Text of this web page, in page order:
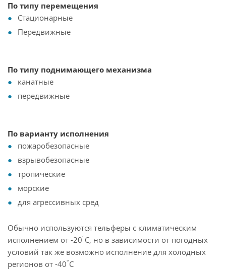
По типу перемещения
Стационарные
Передвижные
По типу поднимающего механизма
канатные
передвижные
По варианту исполнения
пожаробезопасные
взрывобезопасные
тропические
морские
для агрессивных сред
Обычно используются тельферы с климатическим
исполнением от -20°С, но в зависимости от погодных
условий так же возможно исполнение для холодных
регионов от -40°С